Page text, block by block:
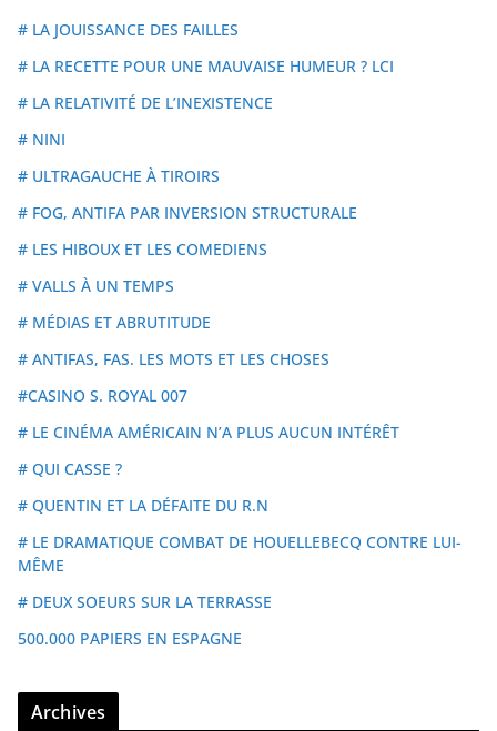
# LA JOUISSANCE DES FAILLES
# LA RECETTE POUR UNE MAUVAISE HUMEUR ? LCI
# LA RELATIVITÉ DE L’INEXISTENCE
# NINI
# ULTRAGAUCHE À TIROIRS
# FOG, ANTIFA PAR INVERSION STRUCTURALE
# LES HIBOUX ET LES COMEDIENS
# VALLS À UN TEMPS
# MÉDIAS ET ABRUTITUDE
# ANTIFAS, FAS. LES MOTS ET LES CHOSES
#CASINO S. ROYAL 007
# LE CINÉMA AMÉRICAIN N’A PLUS AUCUN INTÉRÊT
# QUI CASSE ?
# QUENTIN ET LA DÉFAITE DU R.N
# LE DRAMATIQUE COMBAT DE HOUELLEBECQ CONTRE LUI-
MÊME
# DEUX SOEURS SUR LA TERRASSE
500.000 PAPIERS EN ESPAGNE
Archives